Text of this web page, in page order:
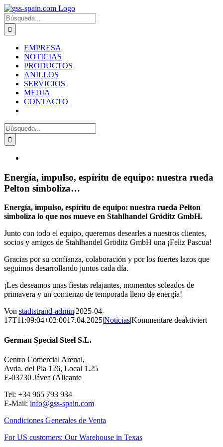
Zum
Inhalt
springen
Suche
nach:
EMPRESA
NOTICIAS
PRODUCTOS
ANILLOS
SERVICIOS
MEDIA
CONTACTO
Suche
nach:
Bild
Energía, impulso, espíritu de equipo: nuestra rueda
Pelton simboliza…
Energía, impulso, espíritu de equipo: nuestra rueda Pelton
simboliza lo que nos mueve en Stahlhandel Gröditz GmbH.
Junto con todo el equipo, queremos desearles a nuestros clientes,
socios y amigos de Stahlhandel Gröditz GmbH una ¡Feliz Pascua!
Gracias por su confianza, colaboración y por los fuertes lazos que
seguimos desarrollando juntos cada día.
¡Les deseamos unas fiestas relajantes, momentos soleados de
primavera y un comienzo de temporada lleno de energía!
Von stadtstrand-admin|2025-04-
17T11:09:04+02:0017.04.2025|Noticias|Kommentare deaktiviertfür
German Special Steel S.L.
Centro Comercial Arenal,
Avda. del Pla 126, Local 1.25
E-03730 Jávea (Alicante
Tel: +34 965 793 934
E-Mail: info@gss-spain.com
Condiciones Generales de Venta
For US customers: Our Warehouse in Texas